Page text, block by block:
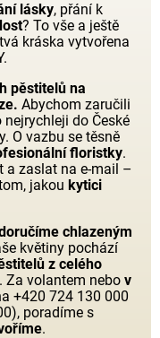
lásky, přání k
? To vše a ještě
kráska vytvořena
pěstitelů na
Abychom zaručili
do České
O vazbu se těsně
floristky.
zaslat na e-mail –
jakou kytici
chlazeným
květiny pochází
z celého
. Za volantem nebo v
+420 724 130 000
poradíme s
.